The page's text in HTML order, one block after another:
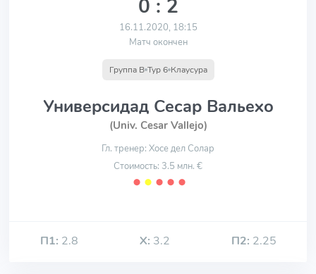
0 : 2
16.11.2020, 18:15
Матч окончен
Группа B Тур 6 Клаусура
Универсидад Сесар Вальехо
(Univ. Cesar Vallejo)
Гл. тренер: Хосе дел Солар
Стоимость: 3.5 млн. €
⬤ ⬤ ⬤ ⬤ ⬤
П1: 2.8 Х: 3.2 П2: 2.25